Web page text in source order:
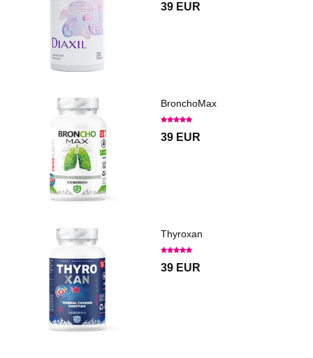
39 EUR
BronchoMax
39 EUR
Thyroxan
39 EUR